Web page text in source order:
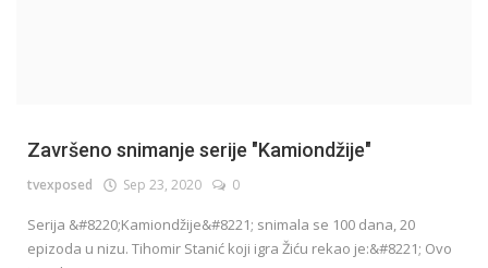
Završeno snimanje serije "Kamiondžije"
tvexposed Sep 23, 2020 0
Serija &#8220;Kamiondžije&#8221; snimala se 100 dana, 20
epizoda u nizu. Tihomir Stanić koji igra Žiću rekao je:&#8221; Ovo